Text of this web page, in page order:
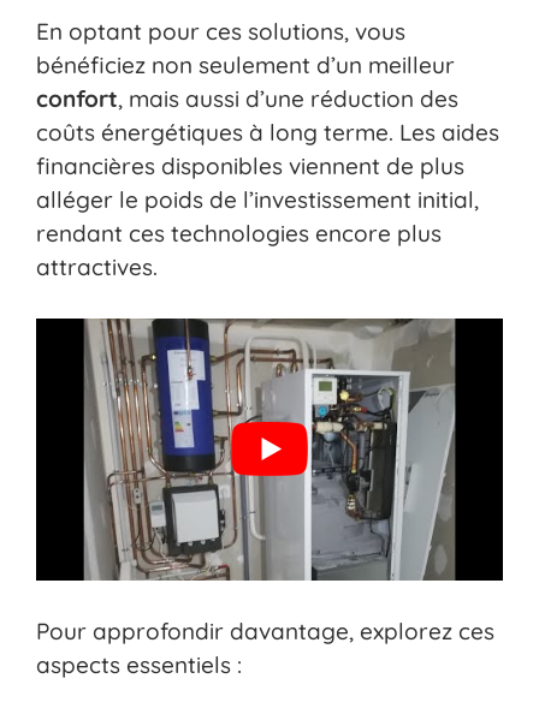
En optant pour ces solutions, vous
bénéficiez non seulement d’un meilleur
confort, mais aussi d’une réduction des
coûts énergétiques à long terme. Les aides
financières disponibles viennent de plus
alléger le poids de l’investissement initial,
rendant ces technologies encore plus
attractives.
Pour approfondir davantage, explorez ces
aspects essentiels :